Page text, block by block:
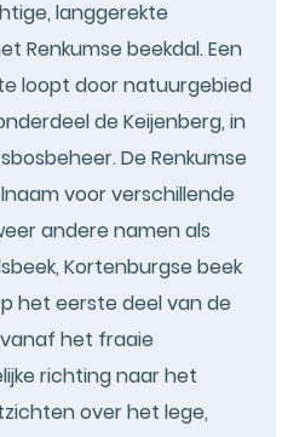
langgerekte
Renkumse beekdal. Een
loopt door natuurgebied
de Keijenberg, in
De Renkumse
voor verschillende
andere namen als
Kortenburgse beek
het eerste deel van de
het fraaie
richting naar het
over het lege,